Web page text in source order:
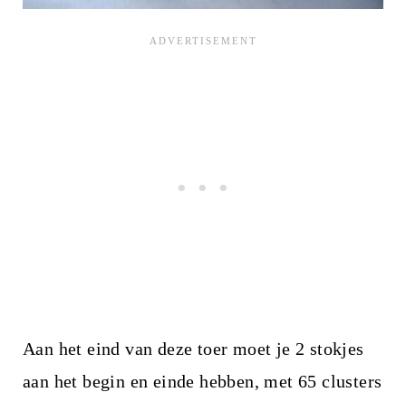
Aan het eind van deze toer moet je 2 stokjes
aan het begin en einde hebben, met 65 clusters